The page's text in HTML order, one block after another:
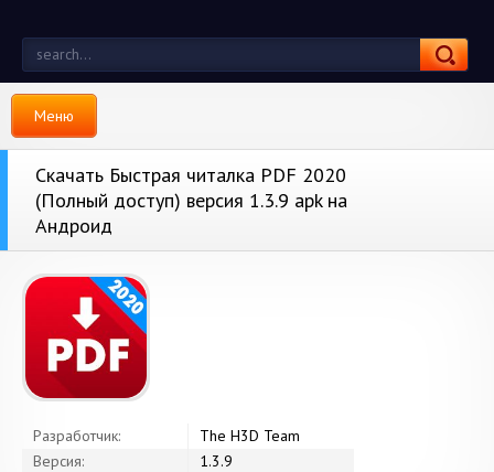
Меню
Скачать Быстрая читалка PDF 2020
(Полный доступ) версия 1.3.9 apk на
Андроид
Разработчик:
The H3D Team
Версия:
1.3.9